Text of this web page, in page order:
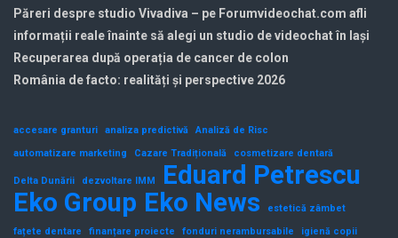
Păreri despre studio Vivadiva – pe Forumvideochat.com afli
informații reale înainte să alegi un studio de videochat în Iași
Recuperarea după operația de cancer de colon
România de facto: realități și perspective 2026
accesare granturi analiza predictivă
Analiză de Risc
automatizare marketing
Cazare Tradițională cosmetizare dentară
Delta Dunării dezvoltare IMM
Eduard Petrescu
Eko Group Eko News
estetică zâmbet
fațete dentare
finanțare proiecte fonduri nerambursabile igienă copii